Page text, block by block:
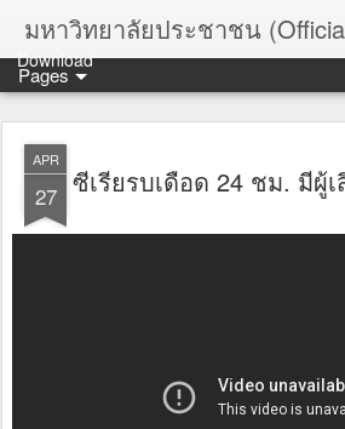
มหาวิทยาลัยประชาชน
Pages
APR
27 ซีเรียรบเดือด 24 ชม. มีผู้
Download